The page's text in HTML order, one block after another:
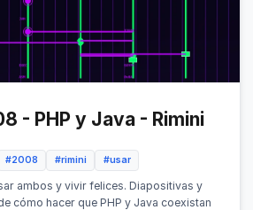
- PHP y Java - Rimini
#2008 #rimini #usar
ambos y vivir felices. Diapositivas y
cómo hacer que PHP y Java coexistan